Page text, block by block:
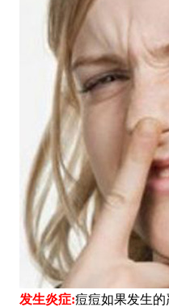
发生炎症:痘痘如果发生